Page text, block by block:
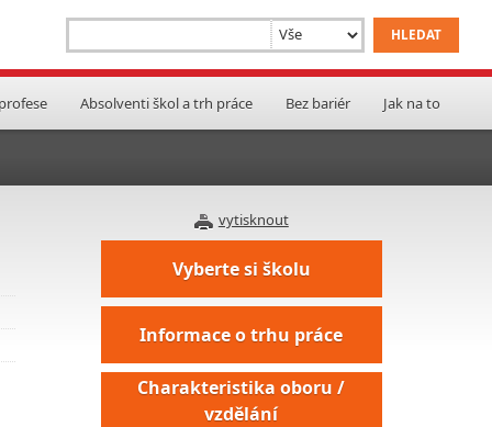
Absolventi škol a trh práce Bez bariér Jak na to
vytisknout
Vyberte si školu
Informace o trhu práce
Charakteristika oboru /
vzdělání